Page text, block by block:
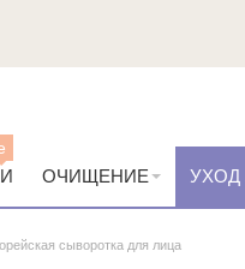
ОЧИЩЕНИЕ УХОД
сыворотка для лица